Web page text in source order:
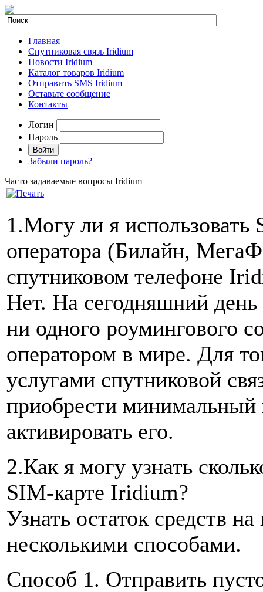
Главная
Спутниковая связь Iridium
Новости Iridium
Каталог товаров Iridium
Отправить SMS Iridium
Оставьте сообщение
Контакты
Логин
Пароль
Забыли пароль?
Часто задаваемые вопросы Iridium
1.Могу ли я использовать
оператора (Билайн,
спутниковом телефоне
Нет. На сегодняшний
ни одного роумингового
оператором в мире. Для
услугами спутниковой
приобрести минимальный
активировать его.
2.Как я могу узнать
SIM-карте Iridium?
Узнать остаток средств
несколькими способами.
Способ 1. Отправить